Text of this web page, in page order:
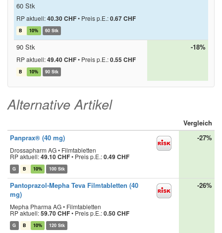
60 Stk
RP aktuell:40.30 CHF• Preis p.E.:0.67 CHF
B 10% 60 Stk
90 Stk
RP aktuell:49.40 CHF• Preis p.E.:0.55 CHF
B 10% 90 Stk
-18%
Alternative Artikel
Vergleich
Panprax® (40 mg)
Drossapharm AG • Filmtabletten
RP aktuell:49.10 CHF• Preis p.E.:0.49 CHF
G B 10% 100 Stk
-27%
Pantoprazol-Mepha Teva Filmtabletten (40
mg)
Mepha Pharma AG • Filmtabletten
RP aktuell:59.70 CHF• Preis p.E.:0.50 CHF
G B 10% 120 Stk
-26%